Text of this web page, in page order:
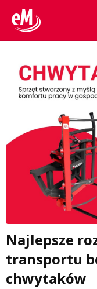
Najlepsze
transportu
chwytaków